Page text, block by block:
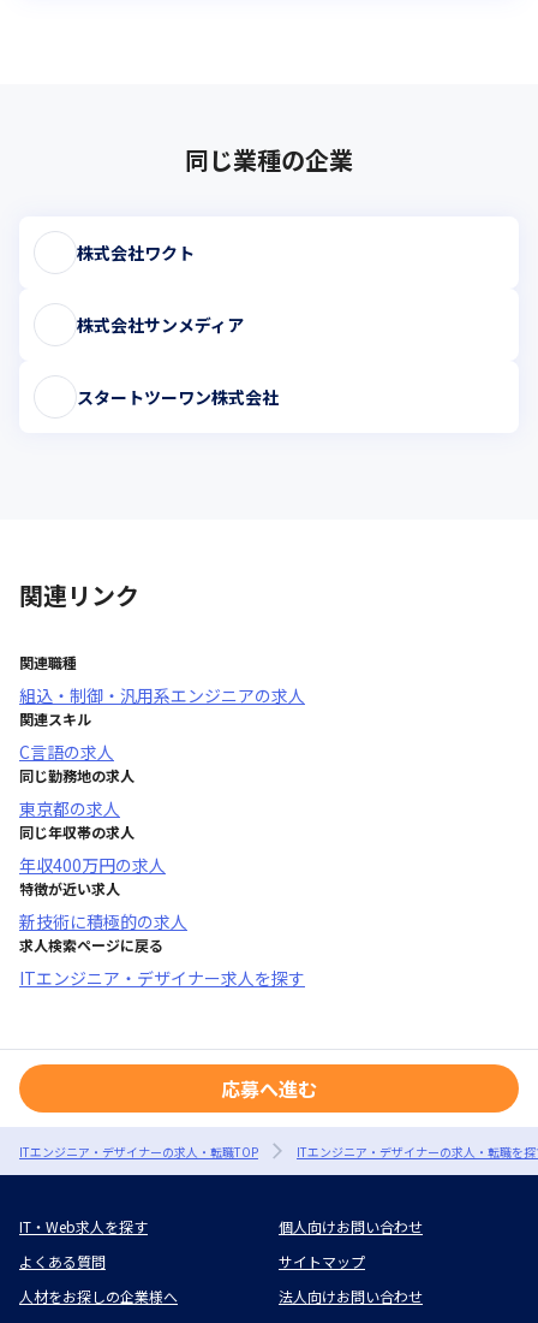
同じ業種の企業
株式会社ワクト
株式会社サンメディア
スタートツーワン株式会社
関連リンク
関連職種
組込・制御・汎用系エンジニアの求人
関連スキル
C言語の求人
同じ勤務地の求人
東京都の求人
同じ年収帯の求人
年収400万円の求人
特徴が近い求人
新技術に積極的の求人
求人検索ページに戻る
ITエンジニア・デザイナー求人を探す
応募へ進む
ITエンジニア・デザイナーの求人・転職TOP ITエンジニア・デザイナーの求人・転職を
IT・Web求人を探す
個人向けお問い合わせ
よくある質問
サイトマップ
人材をお探しの企業様へ
法人向けお問い合わせ